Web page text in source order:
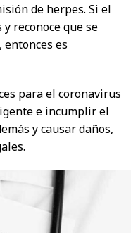
de herpes. Si el
reconoce que se
es
para el coronavirus
e incumplir el
y causar daños,